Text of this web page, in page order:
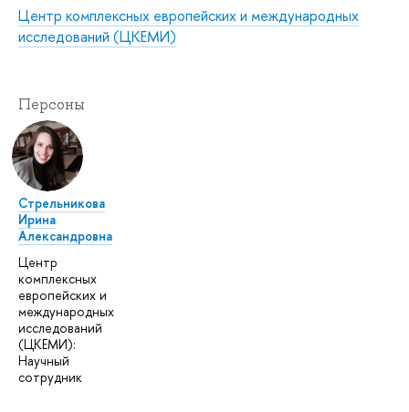
Центр комплексных европейских и международных
исследований (ЦКЕМИ)
Персоны
Стрельникова
Ирина
Александровна
Центр
комплексных
европейских и
международных
исследований
(ЦКЕМИ):
Научный
сотрудник